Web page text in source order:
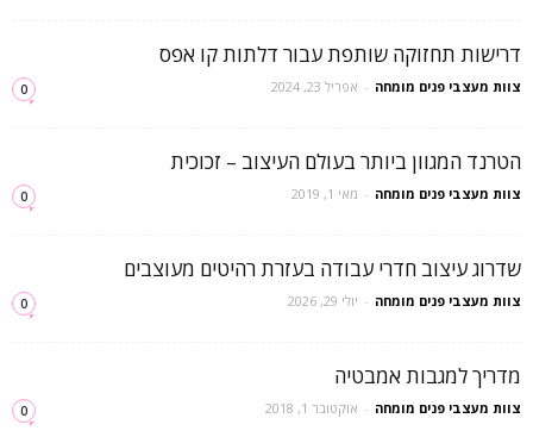
דרישות תחזוקה שותפת עבור דלתות קו אפס
צוות מעצבי פנים מומחה - אפריל 23, 2024 0
הטרנד המגוון ביותר בעולם העיצוב – זכוכית
צוות מעצבי פנים מומחה - מאי 1, 2019 0
שדרוג עיצוב חדרי עבודה בעזרת רהיטים מעוצבים
צוות מעצבי פנים מומחה - יולי 29, 2026 0
מדריך למגבות אמבטיה
צוות מעצבי פנים מומחה - אוקטובר 1, 2018 0